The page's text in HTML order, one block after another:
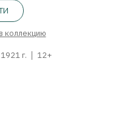
коллекцию
1921 г. 12+